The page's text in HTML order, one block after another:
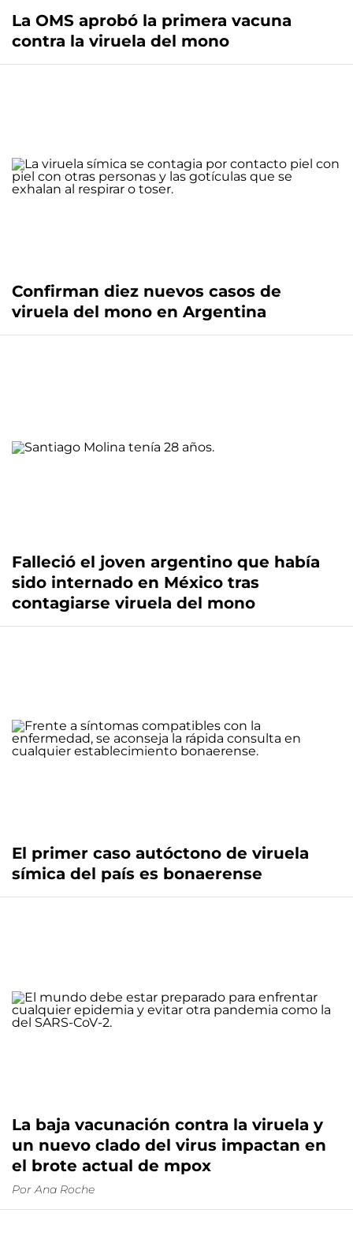
La OMS aprobó la primera vacuna
contra la viruela del mono
Confirman diez nuevos casos de
viruela del mono en Argentina
Falleció el joven argentino que había
sido internado en México tras
contagiarse viruela del mono
El primer caso autóctono de viruela
símica del país es bonaerense
La baja vacunación contra la viruela y
un nuevo clado del virus impactan en
el brote actual de mpox
Por Ana Roche